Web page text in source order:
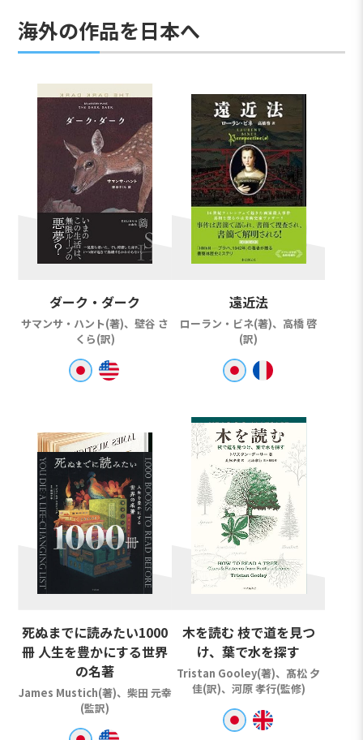
海外の作品を日本へ
ダーク・ダーク
サマンサ・ハント(著)、壁谷 さ
くら(訳)
遠近法
ローラン・ビネ(著)、高橋 啓
(訳)
死ぬまでに読みたい1000
冊 人生を豊かにする世界
の名著
James Mustich(著)、柴田 元幸
(監訳)
木を読む 枝で道を見つ
け、葉で水を探す
Tristan Gooley(著)、髙松 夕
佳(訳)、河原 孝行(監修)